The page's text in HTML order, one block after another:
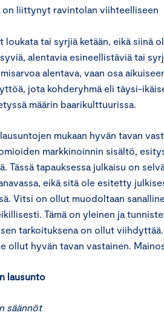
on liittynyt ravintolan viihteelliseen
loukata tai syrjiä ketään, eikä siinä
alentavia esineellistäviä tai
alentava, vaan osa
jota kohderyhmä eli täysi-
määrin baarikulttuurissa.
mukaan hyvän tavan
markkinoinnin sisältö,
Tässä tapauksessa julkaisu on
eikä sitä ole esitetty
Vitsi on ollut muodoltaan
Tämä on yleinen ja
tarkoituksena on ollut
ollut hyvän tavan vastainen.
lausunto
säännöt